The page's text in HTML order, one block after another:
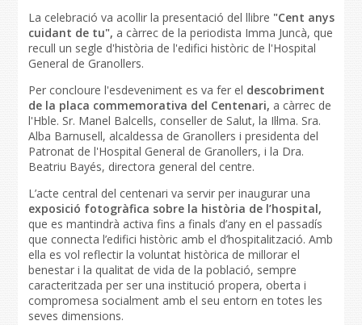
La celebració va acollir la presentació del llibre "Cent anys
cuidant de tu", a càrrec de la periodista Imma Juncà, que
recull un segle d'història de l'edifici històric de l'Hospital
General de Granollers.
Per concloure l'esdeveniment es va fer el descobriment
de la placa commemorativa del Centenari, a càrrec de
l'Hble. Sr. Manel Balcells, conseller de Salut, la Il·lma. Sra.
Alba Barnusell, alcaldessa de Granollers i presidenta del
Patronat de l'Hospital General de Granollers, i la Dra.
Beatriu Bayés, directora general del centre.
L’acte central del centenari va servir per inaugurar una
exposició fotogràfica sobre la història de l’hospital,
que es mantindrà activa fins a finals d’any en el passadís
que connecta l’edifici històric amb el d’hospitalització. Amb
ella es vol reflectir la voluntat històrica de millorar el
benestar i la qualitat de vida de la població, sempre
caracteritzada per ser una institució propera, oberta i
compromesa socialment amb el seu entorn en totes les
seves dimensions.